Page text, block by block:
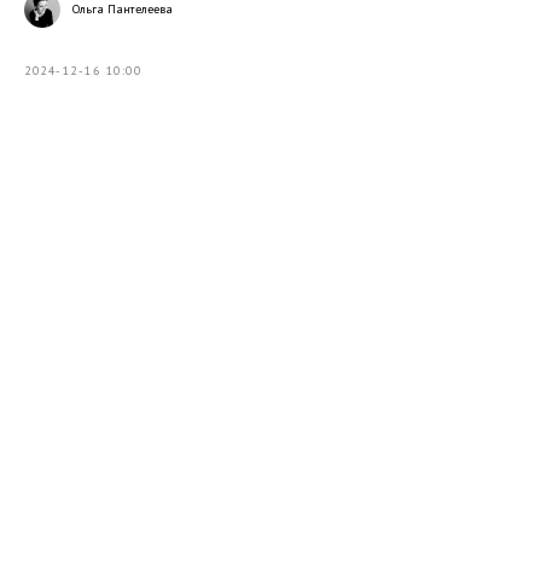
Ольга Пантелеева
2024-12-16 10:00